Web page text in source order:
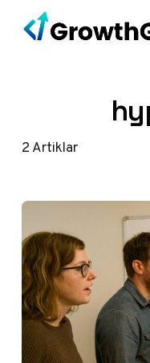
Hoppa till innehåll
2Artiklar